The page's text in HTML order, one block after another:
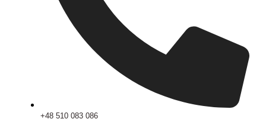
+48 510 083 086